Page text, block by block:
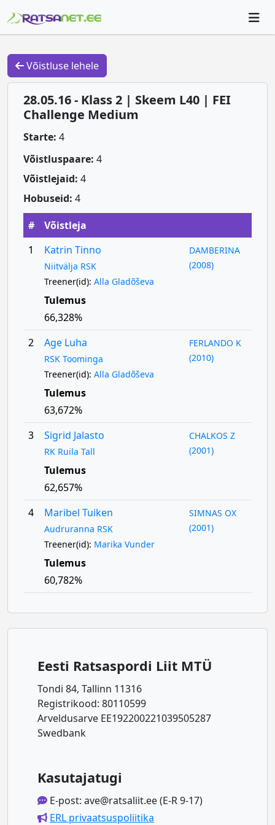
Võistluse lehele
28.05.16 - Klass 2 | Skeem L40 | FEI
Challenge Medium
Starte: 4
Võistluspaare: 4
Võistlejaid: 4
Hobuseid: 4
#
Võistleja
1
Katrin Tinno
Niitvälja RSK
Treener(id): Alla Gladõševa
DAMBERINA
(2008)
Tulemus
66,328%
2
Age Luha
RSK Toominga
Treener(id): Alla Gladõševa
FERLANDO K
(2010)
Tulemus
63,672%
3
Sigrid Jalasto
RK Ruila Tall
CHALKOS Z
(2001)
Tulemus
62,657%
4
Maribel Tuiken
Audruranna RSK
Treener(id): Marika Vunder
SIMNAS OX
(2001)
Tulemus
60,782%
Eesti Ratsaspordi Liit MTÜ
Tondi 84, Tallinn 11316
Registrikood: 80110599
Arveldusarve EE192200221039505287
Swedbank
Kasutajatugi
E-post: ave@ratsaliit.ee (E-R 9-17)
ERL privaatsuspoliitika